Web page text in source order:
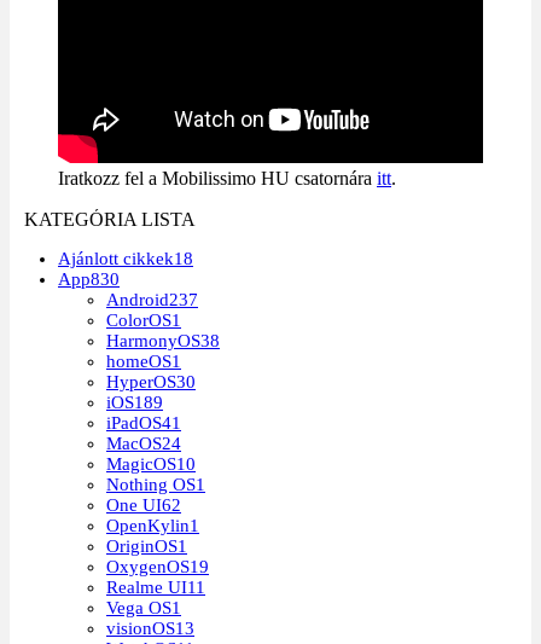
Iratkozz fel a Mobilissimo HU csatornára itt.
KATEGÓRIA LISTA
Ajánlott cikkek18
App830
Android237
ColorOS1
HarmonyOS38
homeOS1
HyperOS30
iOS189
iPadOS41
MacOS24
MagicOS10
Nothing OS1
One UI62
OpenKylin1
OriginOS1
OxygenOS19
Realme UI11
Vega OS1
visionOS13